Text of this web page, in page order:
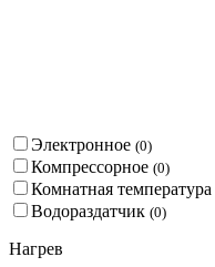
Электронное (0)
Компрессорное (0)
Комнатная температура
Водораздатчик (0)
Нагрев